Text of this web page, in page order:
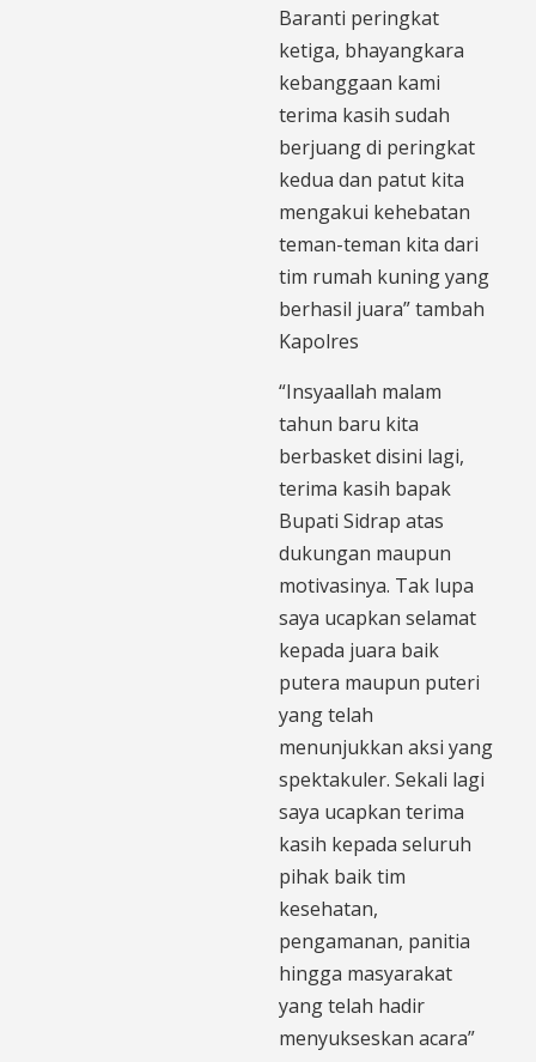
Baranti peringkat
ketiga, bhayangkara
kebanggaan kami
terima kasih sudah
berjuang di peringkat
kedua dan patut kita
mengakui kehebatan
teman-teman kita dari
tim rumah kuning yang
berhasil juara” tambah
Kapolres
“Insyaallah malam
tahun baru kita
berbasket disini lagi,
terima kasih bapak
Bupati Sidrap atas
dukungan maupun
motivasinya. Tak lupa
saya ucapkan selamat
kepada juara baik
putera maupun puteri
yang telah
menunjukkan aksi yang
spektakuler. Sekali lagi
saya ucapkan terima
kasih kepada seluruh
pihak baik tim
kesehatan,
pengamanan, panitia
hingga masyarakat
yang telah hadir
menyukseskan acara”